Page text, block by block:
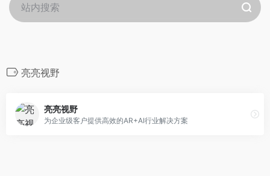
亮亮视野
亮亮视野
为企业级客户提供高效的AR+AI行业解决方案